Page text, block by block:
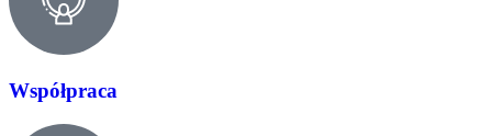
Współpraca